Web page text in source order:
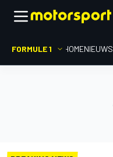
FORMULE 1 HOMENIEUWS